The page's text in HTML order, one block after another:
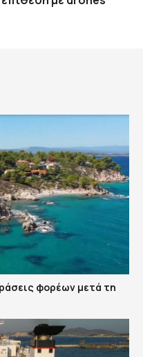
φορέων μετά τη